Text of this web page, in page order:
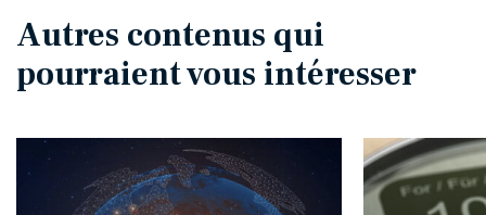
Autres contenus qui
pourraient vous intéresser